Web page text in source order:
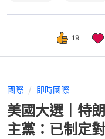
19
國際 即時國際
美國大選｜特
主黨：已制定